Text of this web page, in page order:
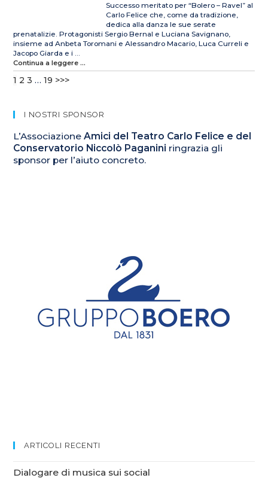
Successo meritato per “Bolero – Ravel” al
Carlo Felice che, come da tradizione,
dedica alla danza le sue serate
prenatalizie. Protagonisti Sergio Bernal e Luciana Savignano,
insieme ad Anbeta Toromani e Alessandro Macario, Luca Curreli e
Jacopo Giarda e i ...
Continua a leggere ...
1 2 3 … 19 >>>
I NOSTRI SPONSOR
L’AssociazioneAmici del Teatro Carlo Felice e del
Conservatorio Niccolò Paganini ringrazia gli
sponsor per l’aiuto concreto.
ARTICOLI RECENTI
Dialogare di musica sui social